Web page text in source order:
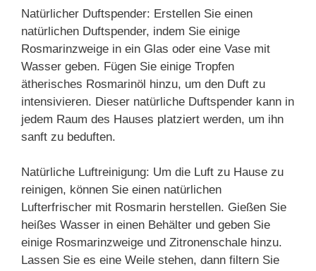
Natürlicher Duftspender: Erstellen Sie einen
natürlichen Duftspender, indem Sie einige
Rosmarinzweige in ein Glas oder eine Vase mit
Wasser geben. Fügen Sie einige Tropfen
ätherisches Rosmarinöl hinzu, um den Duft zu
intensivieren. Dieser natürliche Duftspender kann in
jedem Raum des Hauses platziert werden, um ihn
sanft zu beduften.
Natürliche Luftreinigung: Um die Luft zu Hause zu
reinigen, können Sie einen natürlichen
Lufterfrischer mit Rosmarin herstellen. Gießen Sie
heißes Wasser in einen Behälter und geben Sie
einige Rosmarinzweige und Zitronenschale hinzu.
Lassen Sie es eine Weile stehen, dann filtern Sie